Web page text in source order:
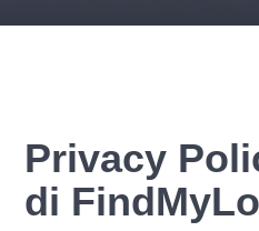
Privacy
di